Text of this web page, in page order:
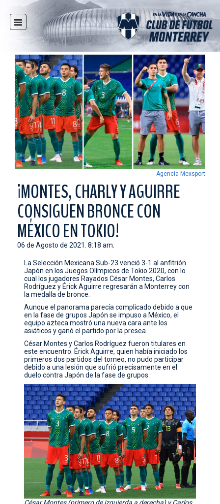
INICIO
NOTICIAS
CLUB
MULTIMEDIA
RAYADOS
RAYADAS
FUERZAS BÁSICAS
RESPONSABILIDAD SOCIAL
TAQUILLA
TIENDA
ESTADIO
PRENSA
CONTACTO
Agencia Mexsport
¡MONTES, CHARLY Y AGUIRRE
CONSIGUEN BRONCE CON
MÉXICO EN TOKIO!
06 de Agosto de 2021. 8:18 am.
La Selección Mexicana Sub-23 venció 3-1 al anfitrión
Japón en los Juegos Olímpicos de Tokio 2020, con lo
cual los jugadores Rayados César Montes, Carlos
Rodríguez y Érick Aguirre regresarán a Monterrey con
la medalla de bronce.
Aunque el panorama parecía complicado debido a que
en la fase de grupos Japón se impuso a México, el
equipo azteca mostró una nueva cara ante los
asiáticos y ganó el partido por la presea.
César Montes y Carlos Rodríguez fueron titulares en
este encuentro. Érick Aguirre, quien había iniciado los
primeros dos partidos del torneo, no pudo participar
debido a una lesión que sufrió precisamente en el
duelo contra Japón de la fase de grupos.
César Montes (primero de izquierda a derecha) y Carlos